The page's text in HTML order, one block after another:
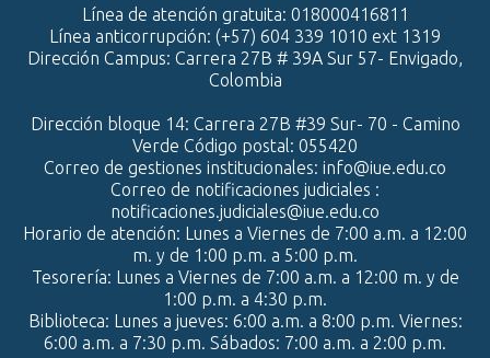
Línea de atención gratuita: 018000416811
Línea anticorrupción: (+57) 604 339 1010 ext 1319
Dirección Campus: Carrera 27B # 39A Sur 57- Envigado,
Colombia
Dirección bloque 14: Carrera 27B #39 Sur- 70 - Camino
Verde Código postal: 055420
Correo de gestiones institucionales: info@iue.edu.co
Correo de notificaciones judiciales :
notificaciones.judiciales@iue.edu.co
Horario de atención: Lunes a Viernes de 7:00 a.m. a 12:00
m. y de 1:00 p.m. a 5:00 p.m.
Tesorería: Lunes a Viernes de 7:00 a.m. a 12:00 m. y de
1:00 p.m. a 4:30 p.m.
Biblioteca: Lunes a jueves: 6:00 a.m. a 8:00 p.m. Viernes:
6:00 a.m. a 7:30 p.m. Sábados: 7:00 a.m. a 2:00 p.m.